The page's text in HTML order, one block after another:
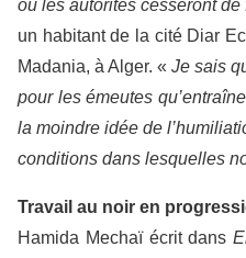
où les autorités cesseront
un habitant de la cité Diar
Madania, à Alger. « Je sais
pour les émeutes
la moindre idée de
conditions dans lesquelles
Travail au noir en
Hamida Mechaï écrit dans